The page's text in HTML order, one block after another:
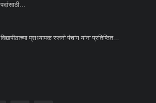
पदांसाठी...
विद्यापीठाच्या प्राध्यापक रजनी पंचांग यांना प्रतिष्ठित...